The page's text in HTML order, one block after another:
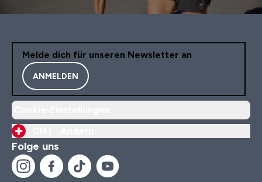
Melde dich für unseren Newsletter an
ANMELDEN
Folge uns